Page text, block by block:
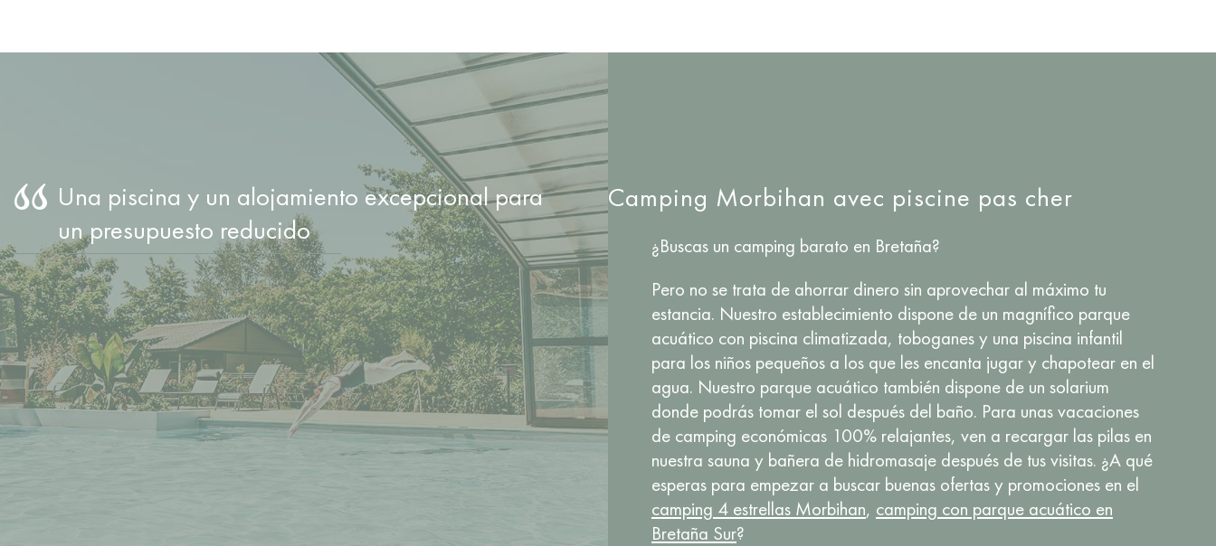
Una piscina y un alojamiento excepcional para
un presupuesto reducido
Camping Morbihan avec piscine pas cher
¿Buscas un camping barato en Bretaña?
Pero no se trata de ahorrar dinero sin aprovechar al máximo tu
estancia. Nuestro establecimiento dispone de un magnífico parque
acuático con piscina climatizada, toboganes y una piscina infantil
para los niños pequeños a los que les encanta jugar y chapotear en el
agua. Nuestro parque acuático también dispone de un solarium
donde podrás tomar el sol después del baño. Para unas vacaciones
de camping económicas 100% relajantes, ven a recargar las pilas en
nuestra sauna y bañera de hidromasaje después de tus visitas. ¿A qué
esperas para empezar a buscar buenas ofertas y promociones en el
camping 4 estrellas Morbihan, camping con parque acuático en
Bretaña Sur?